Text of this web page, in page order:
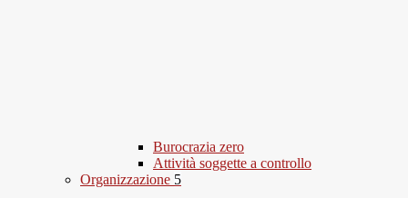
Burocrazia zero
Attività soggette a controllo
Organizzazione 5